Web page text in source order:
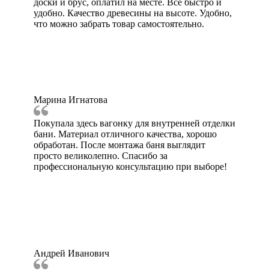
доски и брус, оплатил на месте. Все быстро и
удобно. Качество древесины на высоте. Удобно,
что можно забрать товар самостоятельно.
Марина Игнатова
Покупала здесь вагонку для внутренней отделки
бани. Материал отличного качества, хорошо
обработан. После монтажа баня выглядит
просто великолепно. Спасибо за
профессиональную консультацию при выборе!
Андрей Иванович